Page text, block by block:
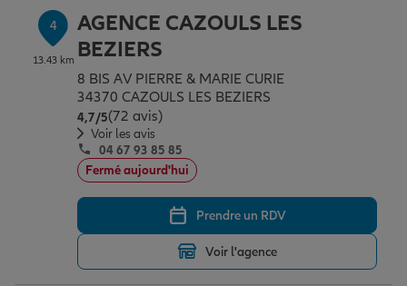
4
13.43 km
AGENCE CAZOULS LES
BEZIERS
8 BIS AV PIERRE & MARIE CURIE
34370 CAZOULS LES BEZIERS
4,7/5Note de 4.7 sur 5
(72 avis)
Voir les avis
04 67 93 85 85
Fermé aujourd'hui
Prendre un RDV
Voir l'agence